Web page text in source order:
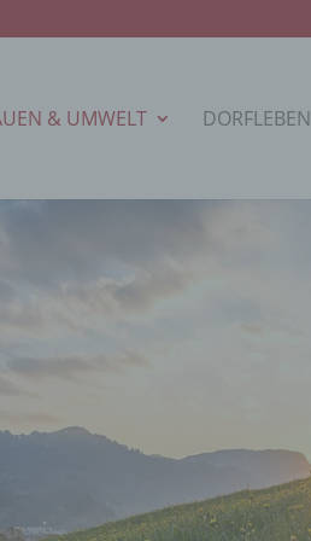
& UMWELT DORFLEBEN